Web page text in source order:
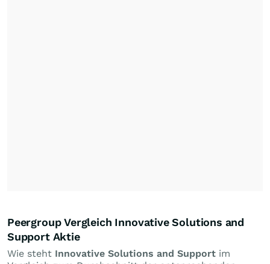
Peergroup Vergleich Innovative Solutions and
Support Aktie
Wie steht Innovative Solutions and Support im